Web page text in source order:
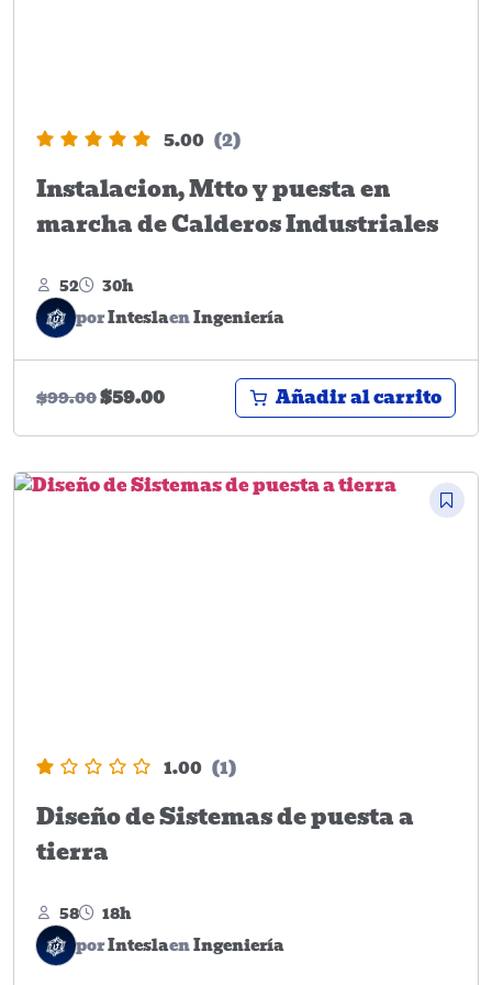
5.00 (2)
Instalacion, Mtto y puesta en
marcha de Calderos Industriales
52
30h
porInteslaenIngeniería
$99.00$59.00 Añadir al carrito
1.00 (1)
Diseño de Sistemas de puesta a
tierra
58
18h
porInteslaenIngeniería